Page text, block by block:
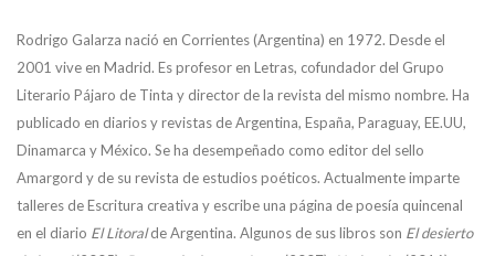
Rodrigo Galarza nació en Corrientes (Argentina) en 1972. Desde el
2001 vive en Madrid. Es profesor en Letras, cofundador del Grupo
Literario Pájaro de Tinta y director de la revista del mismo nombre. Ha
publicado en diarios y revistas de Argentina, España, Paraguay, EE.UU,
Dinamarca y México. Se ha desempeñado como editor del sello
Amargord y de su revista de estudios poéticos. Actualmente imparte
talleres de Escritura creativa y escribe una página de poesía quincenal
en el diario El Litoralde Argentina. Algunos de sus libros son El desierto